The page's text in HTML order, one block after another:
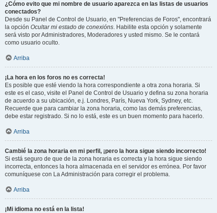
¿Cómo evito que mi nombre de usuario aparezca en las listas de usuarios
conectados?
Desde su Panel de Control de Usuario, en "Preferencias de Foros", encontrará
la opción Ocultar mi estado de conexións. Habilite esta opción y solamente
será visto por Administradores, Moderadores y usted mismo. Se le contará
como usuario oculto.
Arriba
¡La hora en los foros no es correcta!
Es posible que esté viendo la hora correspondiente a otra zona horaria. Si
este es el caso, visite el Panel de Control de Usuario y defina su zona horaria
de acuerdo a su ubicación, e.j. Londres, París, Nueva York, Sydney, etc.
Recuerde que para cambiar la zona horaria, como las demás preferencias,
debe estar registrado. Si no lo está, este es un buen momento para hacerlo.
Arriba
Cambié la zona horaria en mi perfil, ¡pero la hora sigue siendo incorrecto!
Si está seguro de que de la zona horaria es correcta y la hora sigue siendo
incorrecta, entonces la hora almacenada en el servidor es errónea. Por favor
comuníquese con La Administración para corregir el problema.
Arriba
¡Mi idioma no está en la lista!